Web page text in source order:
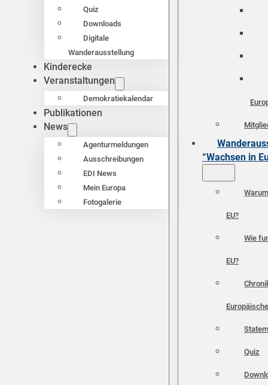
Quiz
Downloads
Digitale
Wanderausstellung
Kinderecke
Veranstaltungen
Demokratiekalendar
Publikationen
News
Agenturmeldungen
Ausschreibungen
EDI News
Mein Europa
Fotogalerie
“Wachsen in
EU?
Wie
EU?
Quiz